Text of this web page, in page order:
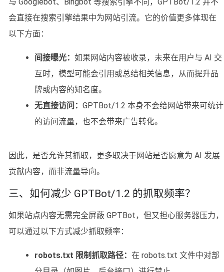
会直接在搜索引擎结果中为网站引流。它的价值更多体现在
以下方面：
间接曝光： 如果网站内容被收录，未来在用户与 AI 交
互时，模型可能会引用或总结相关信息，从而提升品
牌或内容的知名度。
无直接访问： GPTBot/1.2 本身不会给网站带来可统计
的访问流量，也不会带来广告转化。
因此，是否允许其抓取，更多取决于网站是否愿意为 AI 发展
贡献内容，而非流量导向。
三、如何减少 GPTBot/1.2 的抓取频率？
如果站点内容无需完全屏蔽 GPTBot，但又担心服务器压力，
可以通过以下方式减少抓取频率：
robots.txt 限制抓取路径： 在 robots.txt 文件中对部